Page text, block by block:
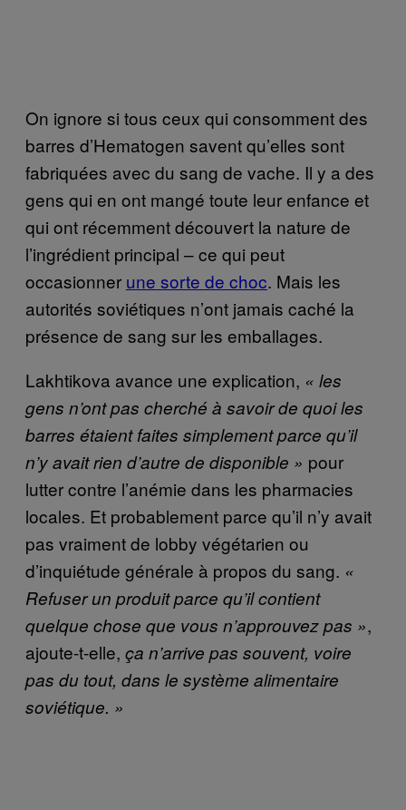
On ignore si tous ceux qui consomment des
barres d’Hematogen savent qu’elles sont
fabriquées avec du sang de vache. Il y a des
gens qui en ont mangé toute leur enfance et
qui ont récemment découvert la nature de
l’ingrédient principal – ce qui peut
occasionner une sorte de choc. Mais les
autorités soviétiques n’ont jamais caché la
présence de sang sur les emballages.
Lakhtikova avance une explication, « les
gens n’ont pas cherché à savoir de quoi les
barres étaient faites simplement parce qu’il
n’y avait rien d’autre de disponible » pour
lutter contre l’anémie dans les pharmacies
locales. Et probablement parce qu’il n’y avait
pas vraiment de lobby végétarien ou
d’inquiétude générale à propos du sang. «
Refuser un produit parce qu’il contient
quelque chose que vous n’approuvez pas »,
ajoute-t-elle, ça n’arrive pas souvent, voire
pas du tout, dans le système alimentaire
soviétique. »